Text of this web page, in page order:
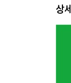
9.
상